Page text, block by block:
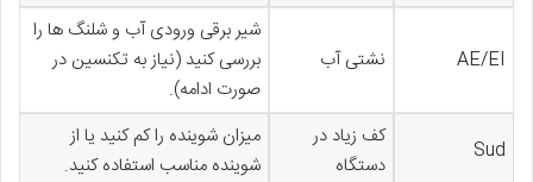
AE/EI نشتی آب
شیر برقی ورودی آب و شلنگ ها را
بررسی کنید (نیاز به تکنسین در
صورت ادامه).
Sud
کف زیاد در
دستگاه
میزان شوینده را کم کنید یا از
شوینده مناسب استفاده کنید.